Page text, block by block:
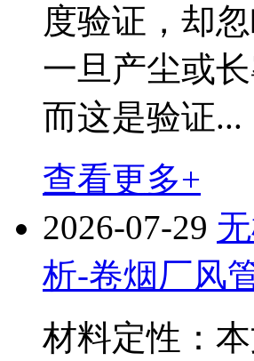
度验证，却
一旦产尘或
而这是验证...
查看更多+
2026-07-29
析-卷烟厂风
材料定性：